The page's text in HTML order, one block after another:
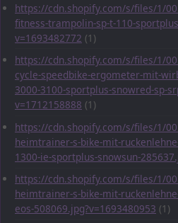
https://cdn.shopify.com/s/files/1/
fitness-trampolin-sp-t-110-
v=1693482772 (1)
https://cdn.shopify.com/s/files/1/
cycle-speedbike-ergometer-mit-
3000-3100-sportplus-snowred-sp-
v=1712158888 (1)
https://cdn.shopify.com/s/files/1/
heimtrainer-s-bike-mit-
1300-ie-sportplus-snowsun-
https://cdn.shopify.com/s/files/1/
heimtrainer-s-bike-mit-
eos-508069.jpg?v=1693480953 (1)